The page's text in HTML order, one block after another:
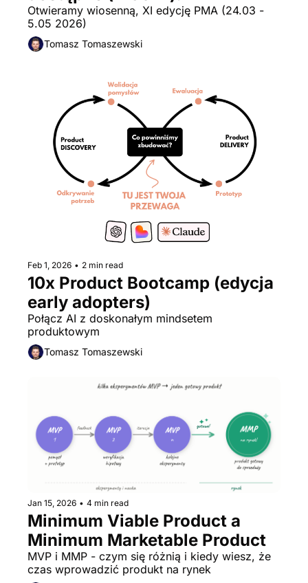
Otwieramy wiosenną, XI edycję PMA (24.03 -
5.05 2026)
Tomasz Tomaszewski
Feb 1, 2026 • 2 min read
10x Product Bootcamp (edycja
early adopters)
Połącz AI z doskonałym mindsetem
produktowym
Tomasz Tomaszewski
Jan 15, 2026 • 4 min read
Minimum Viable Product a
Minimum Marketable Product
MVP i MMP - czym się różnią i kiedy wiesz, że
czas wprowadzić produkt na rynek